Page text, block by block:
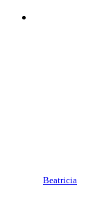
Beatricia